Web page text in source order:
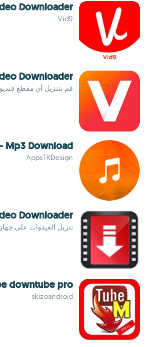
Downloader
Vid9
Downloader
قم بتنزيل أي مقطع فيديو
Mp3 Download
AppsTRDesign
Downloader
تنزيل الفيدوات على
downtube pro
skizoandroid